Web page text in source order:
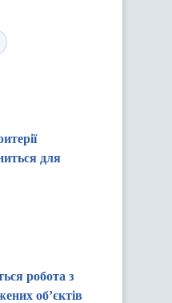
для
робота з
об’єктів